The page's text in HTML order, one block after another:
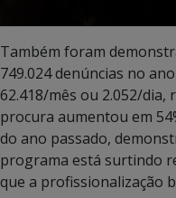
Também foram
749.024 denúncias no
62.418/mês ou 2.052/dia,
procura aumentou em
do ano passado,
programa está surtindo
que a profissionalização